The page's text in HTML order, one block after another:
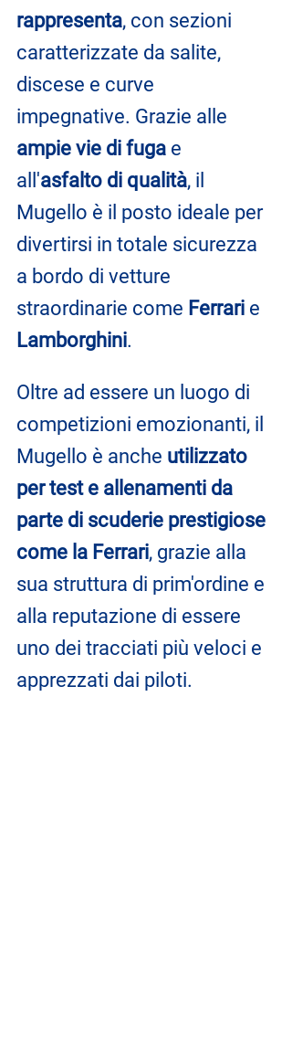
rappresenta, con sezioni
caratterizzate da salite,
discese e curve
impegnative. Grazie alle
ampie vie di fuga e
all'asfalto di qualità, il
Mugello è il posto ideale per
divertirsi in totale sicurezza
a bordo di vetture
straordinarie come Ferrari e
Lamborghini.
Oltre ad essere un luogo di
competizioni emozionanti, il
Mugello è anche utilizzato
per test e allenamenti da
parte di scuderie prestigiose
come la Ferrari, grazie alla
sua struttura di prim'ordine e
alla reputazione di essere
uno dei tracciati più veloci e
apprezzati dai piloti.